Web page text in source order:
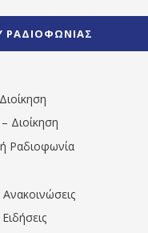
" artist="" ]
ΡΑΔΙΟΦΩΝΙΑΣ
Διοίκηση
Ραδιοφωνία
Ανακοινώσεις